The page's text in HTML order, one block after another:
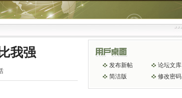
我强
发布新帖 论坛文库
简洁版
修改密码